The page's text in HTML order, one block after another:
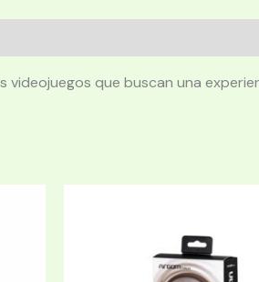
que buscan una